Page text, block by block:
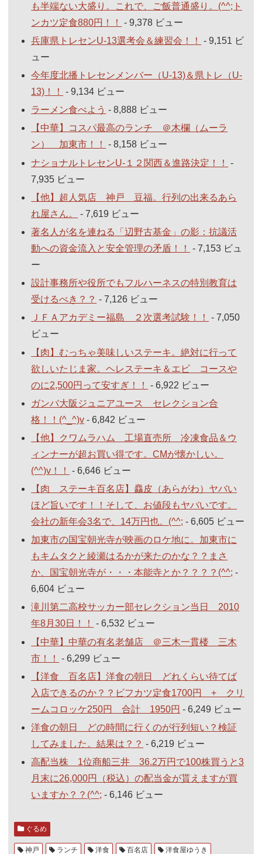
も半端ない大盛り。これで、ご飯普通盛り。(^^;ト
ンカツ定食880円！！
- 9,378 ビュー
兵庫県トレセンU-13選考会＆練習会！！
- 9,151 ビ
ュー
今年度北播トレセンメンバー（U-13)＆県トレ（U-
13)！！
- 9,134 ビュー
ラーメン食べよう - 8,888 ビュー
【中華】コスパ最高のランチ ＠木欄（ムーラ
ン） 加東市！！
- 8,158 ビュー
ナショナルトレセンU-１２関西＆進路決定！！
-
7,935 ビュー
【他】超人気店 神戸 豆福。行列の出来るあら
れ屋さん。
- 7,619 ビュー
著名人が名を連ねる「辺野古基金」の影：抗議活
動への資金流入と安全管理の矛盾！！
- 7,153 ビュ
ー
設計事務所や役所でもフルハーネスの特別教育は
受けるべき？？ - 7,126 ビュー
ＪＦＡアカデミー福島 ２次選考試験！！
- 7,050
ビュー
【肉】むっちゃ美味しいステーキ。絶対に行って
欲しいたじま家。ヘレステーキ＆エビ コースや
のに2,500円って安すぎ！！
- 6,922 ビュー
ガンバ大阪ジュニアユース セレクション合
格！！(^_^)v - 6,842 ビュー
【他】クワムラハム 工場直売所 冷凍食品＆ウ
ィンナーが超お買い得です。CMが懐かしい。
(^^)v！！
- 6,646 ビュー
【肉 ステーキ百名店】麤皮（あらがわ）ヤバい
ほど旨いです！！そして、お値段もヤバいです。
会社の新年会3名で、14万円也。(^^; - 6,605 ビュー
加東市の国宝朝光寺が映画のロケ地に。加東市に
もキムタクと綾瀬はるかが来たのかな？？まさ
か、国宝朝光寺が・・・本能寺とか？？？？(^^; -
6,604 ビュー
滝川第二高校サッカー部セレクション当日 2010
年8月30日！！
- 6,532 ビュー
【中華】中華の有名老舗店 ＠三木一貫楼 三木
市！！
- 6,299 ビュー
【洋食 百名店】洋食の朝日 どれくらい待てば
入店できるのか？？ビフカツ定食1700円 + クリ
ームコロッケ250円 合計 1950円 - 6,249 ビュー
洋食の朝日 どの時間に行くのが行列短い？検証
してみました。結果は？？ - 6,219 ビュー
高配当株 1位商船三井 36.2万円で100株買うと3
月末に26,000円（税込）の配当金が貰えますが買
いますか？？(^^; - 6,146 ビュー
ぐるめ
神戸 ランチ 洋食 百名店 洋食屋ゆうき